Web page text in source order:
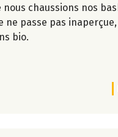
AVEC PLAISIR
nous chaussions nos
ne passe pas
bio.